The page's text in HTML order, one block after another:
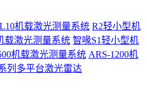
L10机载激光测量系统 R2轻小型机
载激光测量系统 智喙S1轻小型机
机载激光测量系统 ARS-1200机
列多平台激光雷达